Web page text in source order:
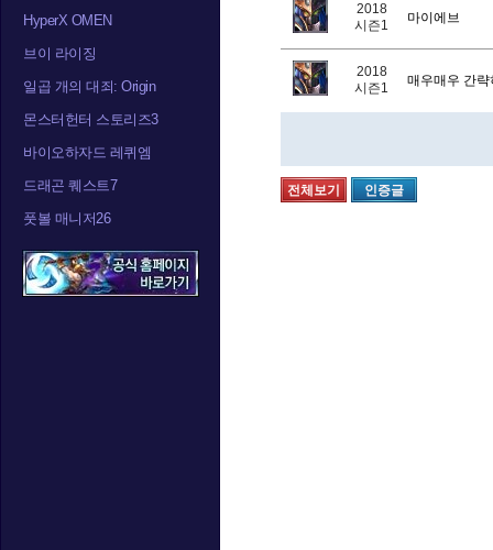
HyperX OMEN
브이 라이징
일곱 개의 대죄: Origin
몬스터헌터 스토리즈3
바이오하자드 레퀴엠
드래곤 퀘스트7
풋볼 매니저26
2018
시즌1
마이에브
2018
시즌1
매우매우 간
전체보기 인증글